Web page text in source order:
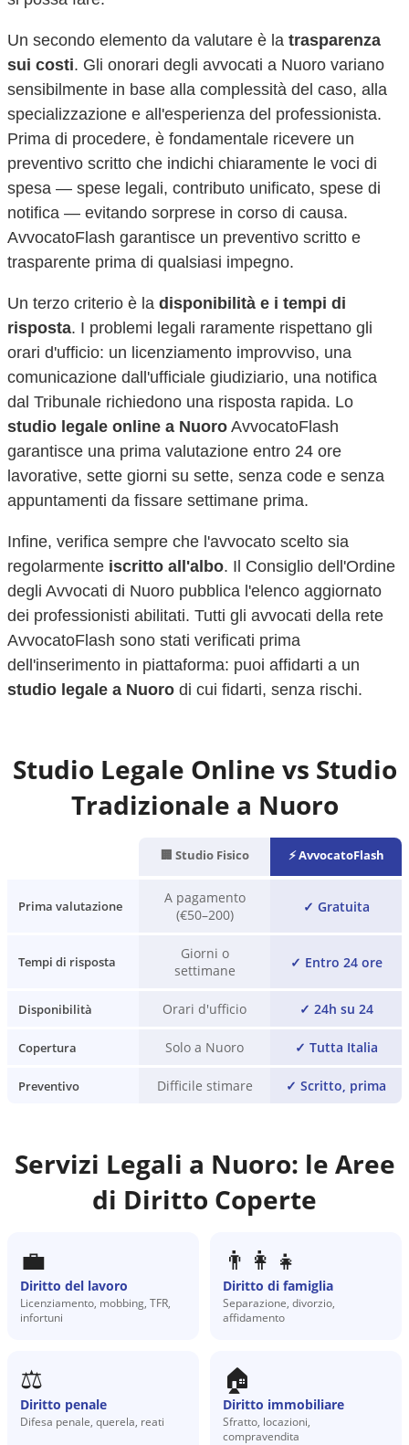
Un secondo elemento da valutare è la trasparenza
sui costi. Gli onorari degli avvocati a Nuoro variano
sensibilmente in base alla complessità del caso, alla
specializzazione e all'esperienza del professionista.
Prima di procedere, è fondamentale ricevere un
preventivo scritto che indichi chiaramente le voci di
spesa — spese legali, contributo unificato, spese di
notifica — evitando sorprese in corso di causa.
AvvocatoFlash garantisce un preventivo scritto e
trasparente prima di qualsiasi impegno.
Un terzo criterio è la disponibilità e i tempi di
risposta. I problemi legali raramente rispettano gli
orari d'ufficio: un licenziamento improvviso, una
comunicazione dall'ufficiale giudiziario, una notifica
dal Tribunale richiedono una risposta rapida. Lo
studio legale online a Nuoro AvvocatoFlash
garantisce una prima valutazione entro 24 ore
lavorative, sette giorni su sette, senza code e senza
appuntamenti da fissare settimane prima.
Infine, verifica sempre che l'avvocato scelto sia
regolarmente iscritto all'albo. Il Consiglio dell'Ordine
degli Avvocati di Nuoro pubblica l'elenco aggiornato
dei professionisti abilitati. Tutti gli avvocati della rete
AvvocatoFlash sono stati verificati prima
dell'inserimento in piattaforma: puoi affidarti a un
studio legale a Nuoro di cui fidarti, senza rischi.
Studio Legale Online vs Studio
Tradizionale a Nuoro
🏢 Studio Fisico ⚡ AvvocatoFlash
Prima valutazione
A pagamento
(€50–200)
✓ Gratuita
Tempi di risposta
Giorni o
settimane
✓ Entro 24 ore
Disponibilità Orari d'ufficio ✓ 24h su 24
Copertura Solo a Nuoro ✓ Tutta Italia
Preventivo Difficile stimare ✓ Scritto, prima
Servizi Legali a Nuoro: le Aree
di Diritto Coperte
💼
Diritto del lavoro
Licenziamento, mobbing, TFR,
infortuni
👨‍👩‍👧
Diritto di famiglia
Separazione, divorzio,
affidamento
⚖️
Diritto penale
Difesa penale, querela, reati
🏠
Diritto immobiliare
Sfratto, locazioni,
compravendita